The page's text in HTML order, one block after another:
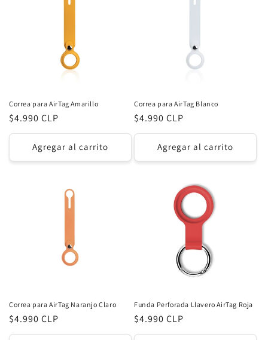
Correa para AirTag Amarillo
Precio
habitual
$4.990 CLP
Agregar al carrito
Correa para AirTag Blanco
Precio
habitual
$4.990 CLP
Agregar al carrito
Correa para AirTag Naranjo Claro
Precio
habitual
$4.990 CLP
Funda Perforada Llavero AirTag Roja
Precio
habitual
$4.990 CLP